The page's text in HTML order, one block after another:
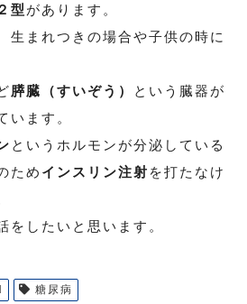
型 があります。
生まれつきの場合や子供の時に
膵臓（すいぞう）
という臓器が
います。
というホルモンが分泌している
ため インスリン注射 を打たなけ
をしたいと思います。
糖尿病